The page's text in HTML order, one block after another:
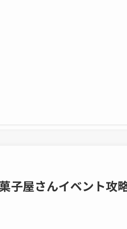
子屋さんイベント攻